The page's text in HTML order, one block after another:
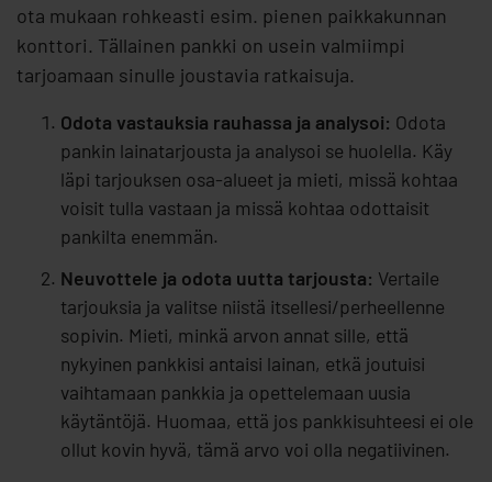
ota mukaan rohkeasti esim. pienen paikkakunnan
konttori. Tällainen pankki on usein valmiimpi
tarjoamaan sinulle joustavia ratkaisuja.
Odota vastauksia rauhassa ja analysoi: Odota
pankin lainatarjousta ja analysoi se huolella. Käy
läpi tarjouksen osa-alueet ja mieti, missä kohtaa
voisit tulla vastaan ja missä kohtaa odottaisit
pankilta enemmän.
Neuvottele ja odota uutta tarjousta: Vertaile
tarjouksia ja valitse niistä itsellesi/perheellenne
sopivin. Mieti, minkä arvon annat sille, että
nykyinen pankkisi antaisi lainan, etkä joutuisi
vaihtamaan pankkia ja opettelemaan uusia
käytäntöjä. Huomaa, että jos pankkisuhteesi ei ole
ollut kovin hyvä, tämä arvo voi olla negatiivinen.